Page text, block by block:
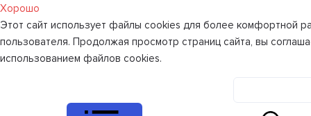
Хорошо
Этот сайт использует файлы cookies для более комфортной
пользователя. Продолжая просмотр страниц сайта, вы
использованием файлов cookies.